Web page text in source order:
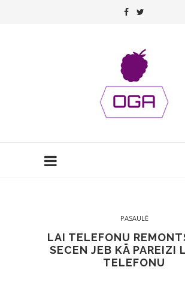
PASAULĒ
LAI TELEFONU
SECEN JEB KĀ PAREIZI
TELEFONU